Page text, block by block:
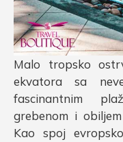
Malo tropsko
ekvatora sa
fascinantnim
grebenom i
Kao spoj